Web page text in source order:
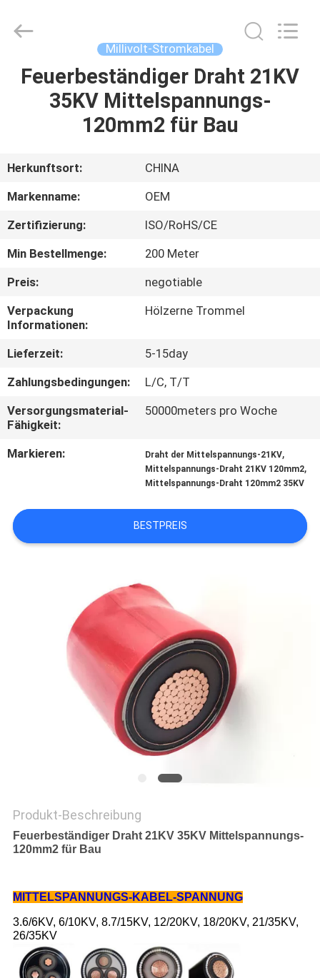
HAUS
PRODUKTE
ÜBER
UNS
FABRIK-
AUSFLUG
QUALITÄTSKONTROLLE
TRETEN
SIE
MIT
UNS
IN
FORDERN
SIE
SITEMAP
PRIVACY
Management
Services
Reserved.
Millivolt-Stromkabel
Feuerbeständiger Draht 21KV
35KV Mittelspannungs-
120mm2 für Bau
Herkunftsort:
CHINA
Markenname:
OEM
Zertifizierung:
ISO/RoHS/CE
Min Bestellmenge:
200 Meter
Preis:
negotiable
Verpackung
Informationen:
Hölzerne Trommel
Lieferzeit:
5-15day
Zahlungsbedingungen:
L/C, T/T
Versorgungsmaterial-
Fähigkeit:
50000meters pro Woche
Markieren: Draht der Mittelspannungs-21KV,
Mittelspannungs-Draht 21KV 120mm2,
Mittelspannungs-Draht 120mm2 35KV
BESTPREIS
Produkt-Beschreibung
Feuerbeständiger Draht 21KV 35KV Mittelspannungs-
120mm2 für Bau
MITTELSPANNUNGS-KABEL-SPANNUNG
3.6/6KV, 6/10KV, 8.7/15KV, 12/20KV, 18/20KV, 21/35KV,
26/35KV